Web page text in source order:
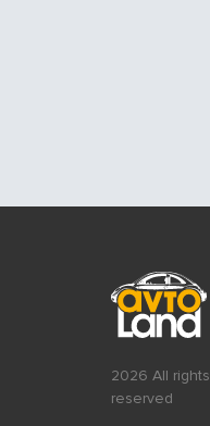
2026 All rights
reserved